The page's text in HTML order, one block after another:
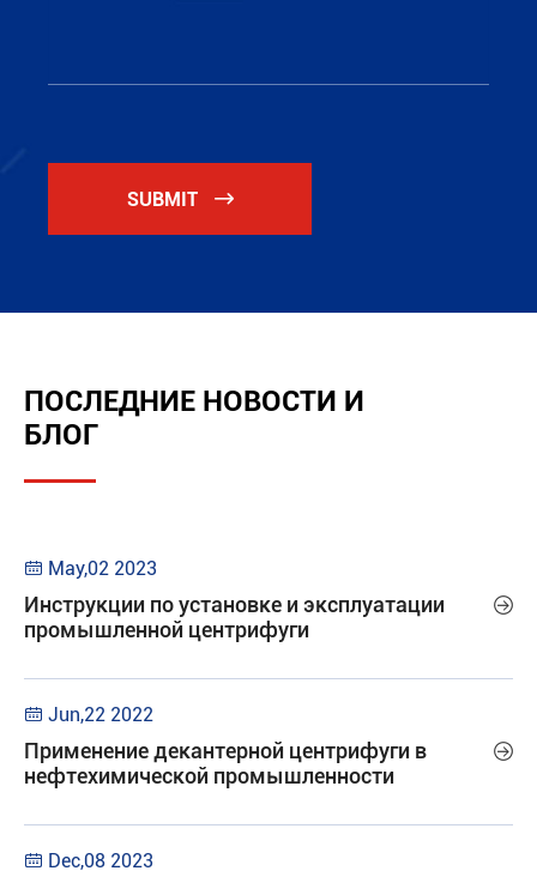
SUBMIT 
ПОСЛЕДНИЕ НОВОСТИ И
БЛОГ
 May,02 2023
Инструкции по установке и эксплуатации
промышленной центрифуги

 Jun,22 2022
Применение декантерной центрифуги в
нефтехимической промышленности

 Dec,08 2023